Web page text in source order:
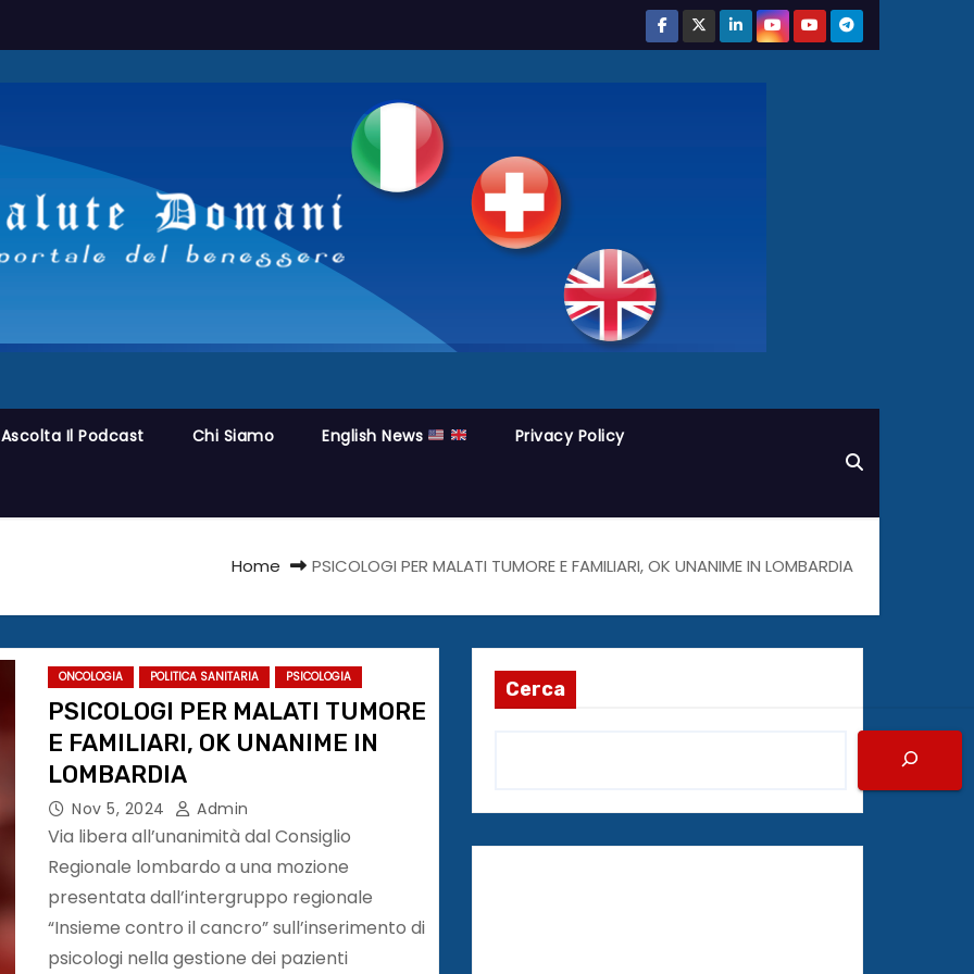
Ascolta Il Podcast Chi Siamo English News Privacy Policy
Home PSICOLOGI PER MALATI TUMORE E FAMILIARI, OK UNANIME IN LOMBARDIA
ONCOLOGIA POLITICA SANITARIA PSICOLOGIA
PSICOLOGI PER MALATI TUMORE
E FAMILIARI, OK UNANIME IN
LOMBARDIA
Nov 5, 2024 Admin
Via libera all’unanimità dal Consiglio
Regionale lombardo a una mozione
presentata dall’intergruppo regionale
“Insieme contro il cancro” sull’inserimento di
psicologi nella gestione dei pazienti
Cerca